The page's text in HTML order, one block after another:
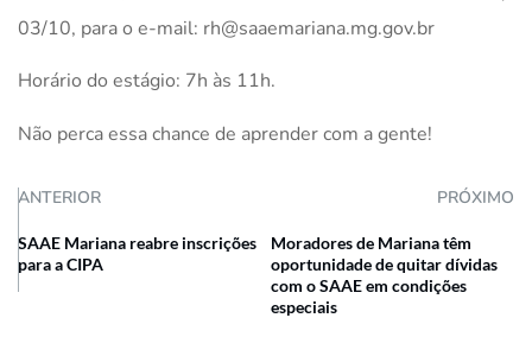
03/10, para o e-mail: rh@saaemariana.mg.gov.br
Horário do estágio: 7h às 11h.
Não perca essa chance de aprender com a gente!
ANTERIOR PRÓXIMO
SAAE Mariana reabre inscrições
para a CIPA
Moradores de Mariana têm
oportunidade de quitar dívidas
com o SAAE em condições
especiais